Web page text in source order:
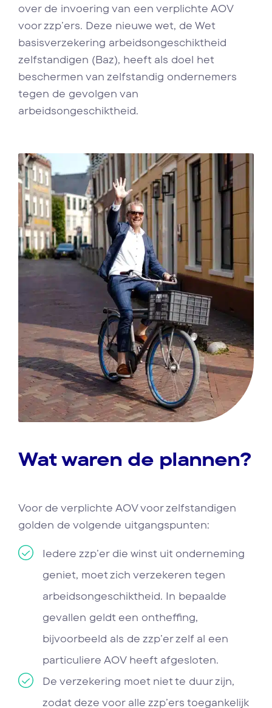
over de invoering van een verplichte AOV
voor zzp’ers. Deze nieuwe wet, de Wet
basisverzekering arbeidsongeschiktheid
zelfstandigen (Baz), heeft als doel het
beschermen van zelfstandig ondernemers
tegen de gevolgen van
arbeidsongeschiktheid.
Wat waren de plannen?
Voor de verplichte AOV voor zelfstandigen
golden de volgende uitgangspunten:
Iedere zzp’er die winst uit onderneming
geniet, moet zich verzekeren tegen
arbeidsongeschiktheid. In bepaalde
gevallen geldt een ontheffing,
bijvoorbeeld als de zzp’er zelf al een
particuliere AOV heeft afgesloten.
De verzekering moet niet te duur zijn,
zodat deze voor alle zzp’ers toegankelijk